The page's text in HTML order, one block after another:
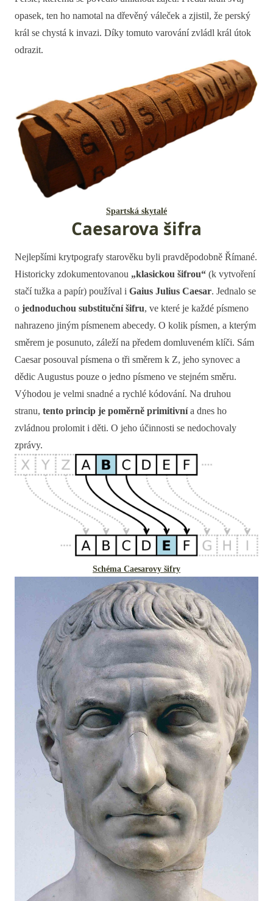
opasek, ten ho namotal na dřevěný váleček a zjistil, že perský
král se chystá k invazi. Díky tomuto varování zvládl král útok
odrazit.
Spartská skytalé
Caesarova šifra
Nejlepšími krytpografy starověku byli pravděpodobně Římané.
Historicky zdokumentovanou „klasickou šifrou“ (k vytvoření
stačí tužka a papír) používal i Gaius Julius Caesar. Jednalo se
o jednoduchou substituční šifru, ve které je každé písmeno
nahrazeno jiným písmenem abecedy. O kolik písmen, a kterým
směrem je posunuto, záleží na předem domluveném klíči. Sám
Caesar posouval písmena o tři směrem k Z, jeho synovec a
dědic Augustus pouze o jedno písmeno ve stejném směru.
Výhodou je velmi snadné a rychlé kódování. Na druhou
stranu, tento princip je poměrně primitivnía dnes ho
zvládnou prolomit i děti. O jeho účinnosti se nedochovaly
zprávy.
Schéma Caesarovy šifry